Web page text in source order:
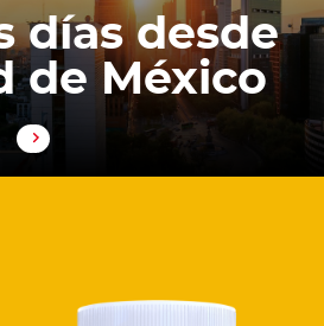
días desde
de México